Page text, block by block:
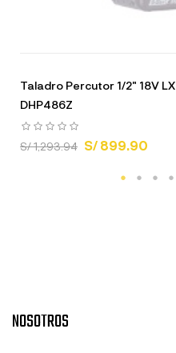
Taladro Percutor 1/2" 18V
DHP486Z
S/ 1,293.94 S/ 899.90
NOSOTROS